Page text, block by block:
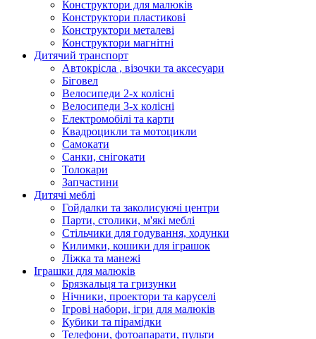
Конструктори для малюків
Конструктори пластикові
Конструктори металеві
Конструктори магнітні
Дитячий транспорт
Автокрісла , візочки та аксесуари
Біговел
Велосипеди 2-х колісні
Велосипеди 3-х колісні
Електромобілі та карти
Квадроцикли та мотоцикли
Самокати
Санки, снігокати
Толокари
Запчастини
Дитячі меблі
Гойдалки та заколисуючі центри
Парти, столики, м'які меблі
Стільчики для годування, ходунки
Килимки, кошики для іграшок
Ліжка та манежі
Іграшки для малюків
Брязкальця та гризунки
Нічники, проектори та каруселі
Ігрові набори, ігри для малюків
Кубики та пірамідки
Телефони, фотоапарати, пульти